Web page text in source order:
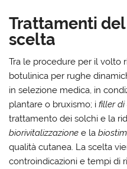
Trattamenti
scelta
Tra le procedure per il volto
botulinica per rughe
in selezione medica, in
plantare o bruxismo; ifiller
trattamento dei solchi e la
biorivitalizzazione e la
qualità cutanea. La scelta
controindicazioni e tempi di